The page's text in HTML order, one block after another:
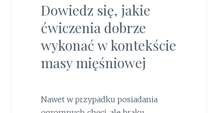
Dowiedz się, jakie
ćwiczenia dobrze
wykonać w kontekście
masy mięśniowej
Nawet w przypadku posiadania